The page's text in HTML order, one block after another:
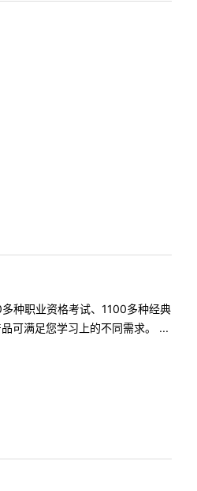
种职业资格考试、1100多种经典
可满足您学习上的不同需求。 ...